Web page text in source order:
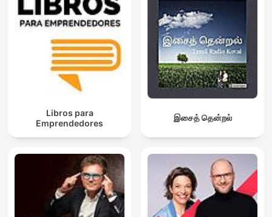
Libros para
Emprendedores
இசைத் தென்றல்